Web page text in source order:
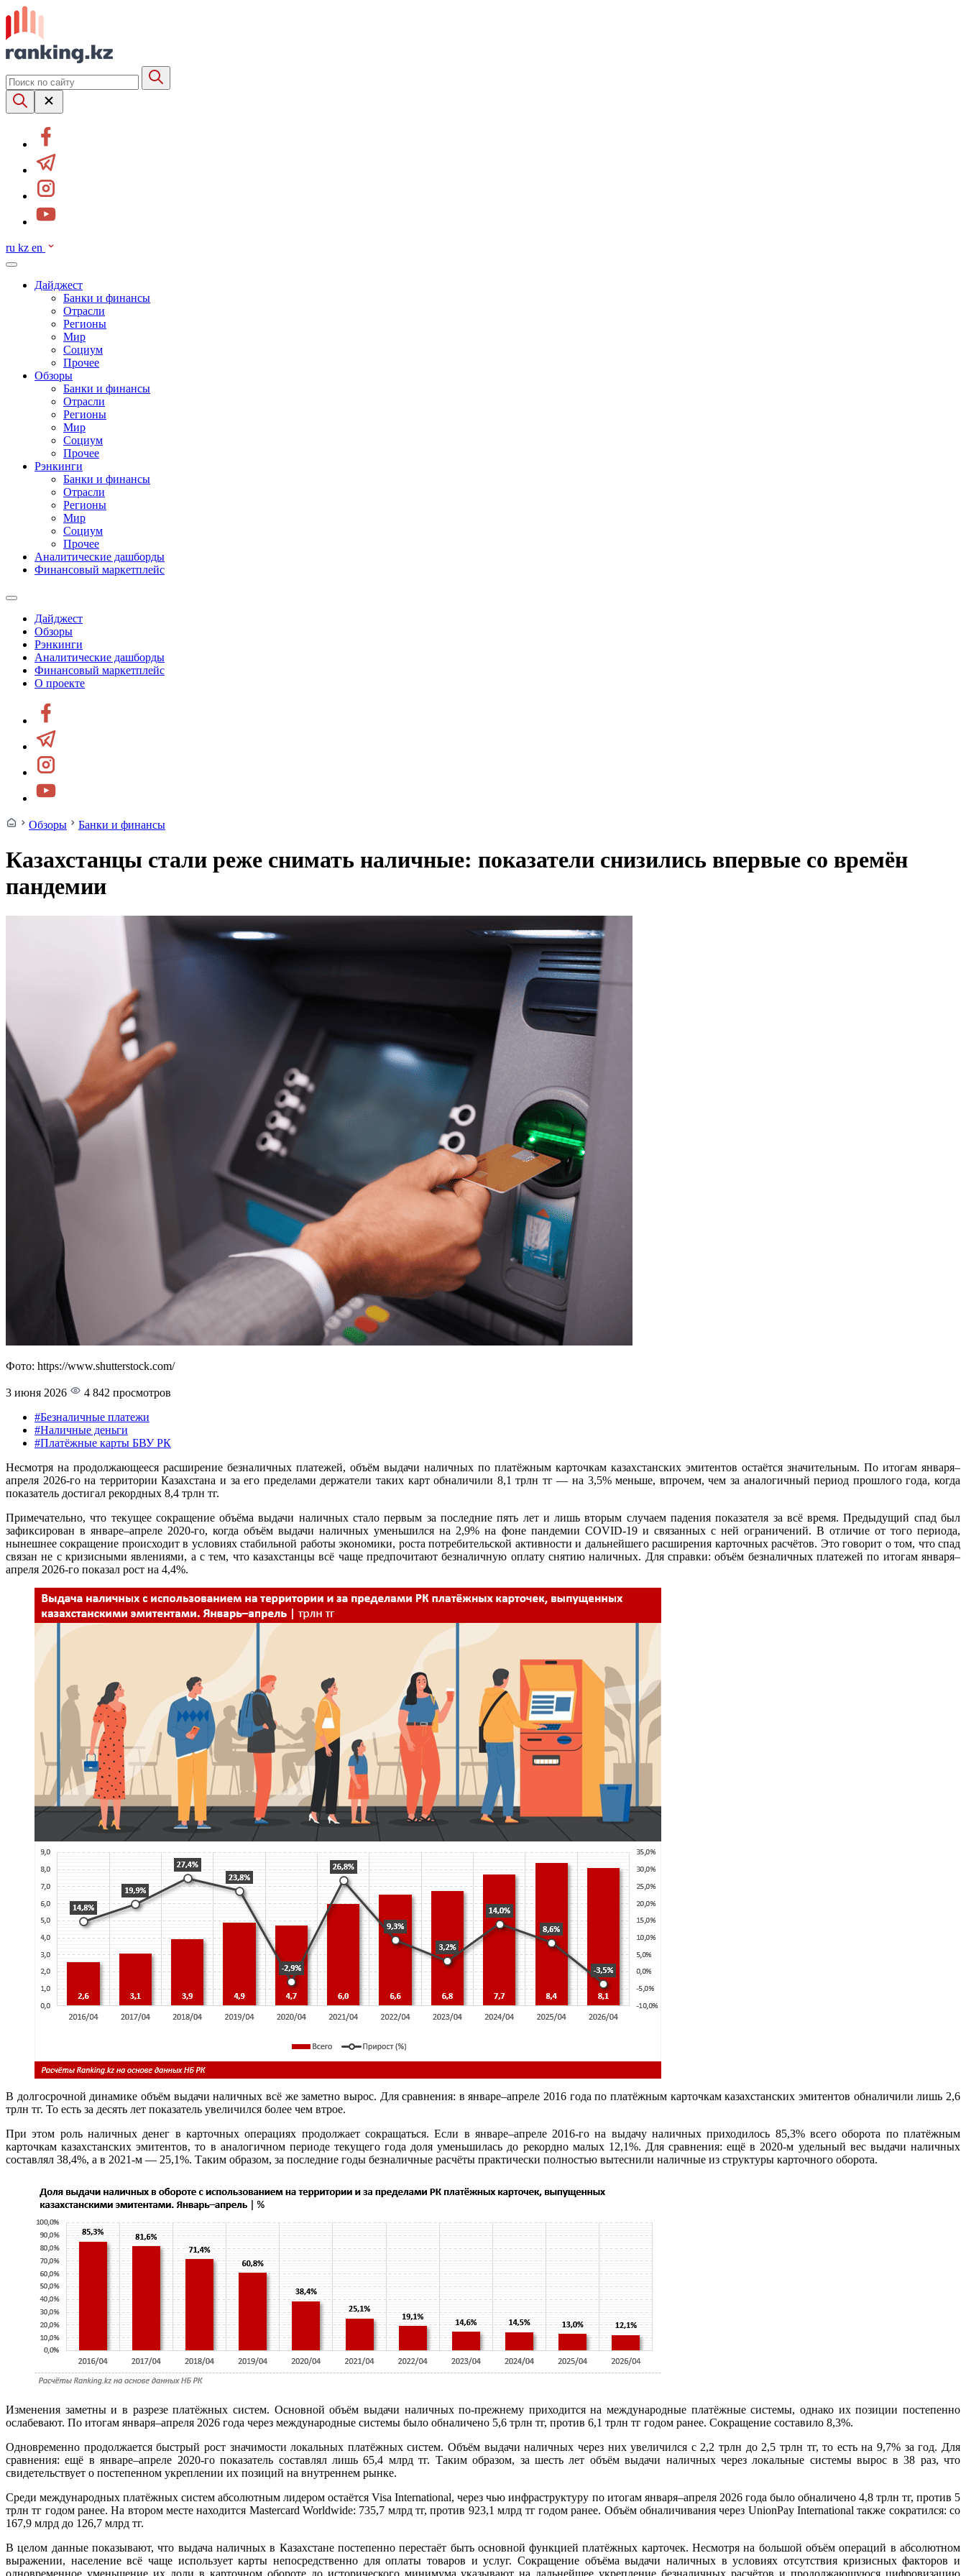
ru kz en
Дайджест
Банки и финансы
Отрасли
Регионы
Мир
Социум
Прочее
Обзоры
Банки и финансы
Отрасли
Регионы
Мир
Социум
Прочее
Рэнкинги
Банки и финансы
Отрасли
Регионы
Мир
Социум
Прочее
Аналитические дашборды
Финансовый маркетплейс
Дайджест
Обзоры
Рэнкинги
Аналитические дашборды
Финансовый маркетплейс
О проекте
Обзоры Банки и финансы
Казахстанцы стали реже снимать наличные: показатели снизились впервые со времён
пандемии
Фото: https://www.shutterstock.com/
3 июня 2026
4 842 просмотров
#Безналичные платежи
#Наличные деньги
#Платёжные карты БВУ РК
Несмотря на продолжающееся расширение безналичных платежей, объём выдачи наличных по платёжным карточкам казахстанских эмитентов остаётся значительным. По итогам января–
апреля 2026-го на территории Казахстана и за его пределами держатели таких карт обналичили 8,1 трлн тг — на 3,5% меньше, впрочем, чем за аналогичный период прошлого года, когда
показатель достигал рекордных 8,4 трлн тг.
Примечательно, что текущее сокращение объёма выдачи наличных стало первым за последние пять лет и лишь вторым случаем падения показателя за всё время. Предыдущий спад был
зафиксирован в январе–апреле 2020-го, когда объём выдачи наличных уменьшился на 2,9% на фоне пандемии COVID-19 и связанных с ней ограничений. В отличие от того периода,
нынешнее сокращение происходит в условиях стабильной работы экономики, роста потребительской активности и дальнейшего расширения карточных расчётов. Это говорит о том, что спад
связан не с кризисными явлениями, а с тем, что казахстанцы всё чаще предпочитают безналичную оплату снятию наличных. Для справки: объём безналичных платежей по итогам января–
апреля 2026-го показал рост на 4,4%.
В долгосрочной динамике объём выдачи наличных всё же заметно вырос. Для сравнения: в январе–апреле 2016 года по платёжным карточкам казахстанских эмитентов обналичили лишь 2,6
трлн тг. То есть за десять лет показатель увеличился более чем втрое.
При этом роль наличных денег в карточных операциях продолжает сокращаться. Если в январе–апреле 2016-го на выдачу наличных приходилось 85,3% всего оборота по платёжным
карточкам казахстанских эмитентов, то в аналогичном периоде текущего года доля уменьшилась до рекордно малых 12,1%. Для сравнения: ещё в 2020-м удельный вес выдачи наличных
составлял 38,4%, а в 2021-м — 25,1%. Таким образом, за последние годы безналичные расчёты практически полностью вытеснили наличные из структуры карточного оборота.
Изменения заметны и в разрезе платёжных систем. Основной объём выдачи наличных по-прежнему приходится на международные платёжные системы, однако их позиции постепенно
ослабевают. По итогам января–апреля 2026 года через международные системы было обналичено 5,6 трлн тг, против 6,1 трлн тг годом ранее. Сокращение составило 8,3%.
Одновременно продолжается быстрый рост значимости локальных платёжных систем. Объём выдачи наличных через них увеличился с 2,2 трлн до 2,5 трлн тг, то есть на 9,7% за год. Для
сравнения: ещё в январе–апреле 2020-го показатель составлял лишь 65,4 млрд тг. Таким образом, за шесть лет объём выдачи наличных через локальные системы вырос в 38 раз, что
свидетельствует о постепенном укреплении их позиций на внутреннем рынке.
Среди международных платёжных систем абсолютным лидером остаётся Visa International, через чью инфраструктуру по итогам января–апреля 2026 года было обналичено 4,8 трлн тг, против 5
трлн тг годом ранее. На втором месте находится Mastercard Worldwide: 735,7 млрд тг, против 923,1 млрд тг годом ранее. Объём обналичивания через UnionPay International также сократился: со
167,9 млрд до 126,7 млрд тг.
В целом данные показывают, что выдача наличных в Казахстане постепенно перестаёт быть основной функцией платёжных карточек. Несмотря на большой объём операций в абсолютном
выражении, население всё чаще использует карты непосредственно для оплаты товаров и услуг. Сокращение объёма выдачи наличных в условиях отсутствия кризисных факторов и
одновременное уменьшение их доли в карточном обороте до исторического минимума указывают на дальнейшее укрепление безналичных расчётов и продолжающуюся цифровизацию